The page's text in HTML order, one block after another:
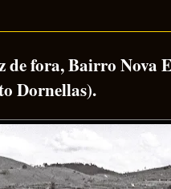
de fora, Bairro Nova
Dornellas).